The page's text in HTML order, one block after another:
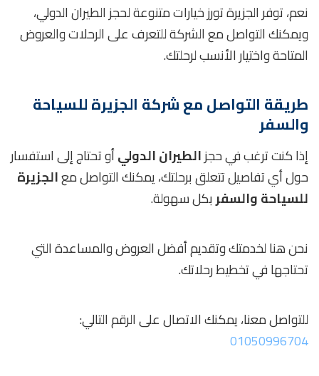
نعم، توفر الجزيرة تورز خيارات متنوعة لحجز الطيران الدولي،
ويمكنك التواصل مع الشركة للتعرف على الرحلات والعروض
المتاحة واختيار الأنسب لرحلتك.
طريقة التواصل مع شركة الجزيرة للسياحة
والسفر
إذا كنت ترغب في حجزالطيران الدوليأو تحتاج إلى استفسار
حول أي تفاصيل تتعلق برحلتك، يمكنك التواصل معالجزيرة
للسياحة والسفربكل سهولة.
نحن هنا لخدمتك وتقديم أفضل العروض والمساعدة التي
تحتاجها في تخطيط رحلاتك.
للتواصل معنا، يمكنك الاتصال على الرقم التالي:
01050996704